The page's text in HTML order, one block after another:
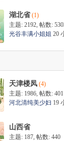
湖北省(1)
主题: 2192, 帖数:
光谷丰满小姐姐 20
天津楼凤 (4)
主题: 1986, 帖数:
河北清纯美少妇 19
山西省
主题: 187, 帖数: 440